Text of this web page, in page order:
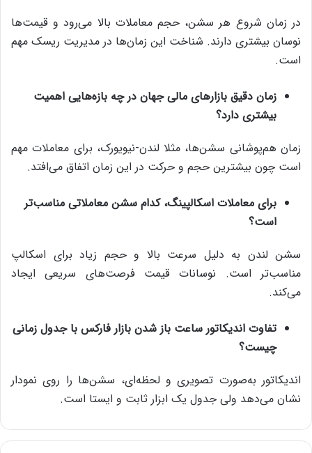
در زمان شروع هر سشن، حجم معاملات بالا می‌رود و قیمت‌ها
نوسان بیشتری دارند. شناخت این زمان‌ها در مدیریت ریسک مهم
است.
زمان دقیق بازارهای مالی جهان در چه بازه‌هایی اهمیت
بیشتری دارد؟
زمان هم‌پوشانی سشن‌ها، مثلا لندن-نیویورک، برای معاملات مهم
است چون بیشترین حجم و حرکت در این زمان اتفاق می‌افتد.
برای معاملات اسکالپینگ، کدام سشن‌ معاملاتی مناسب‌تر
است؟
سشن لندن به دلیل سرعت بالا و حجم زیاد برای اسکالپ
مناسب‌تر است. نوسانات قیمت فرصت‌های سریعی ایجاد
می‌کند.
تفاوت اندیکاتور ساعت باز شدن بازار فارکس با جدول زمانی
چیست؟
اندیکاتور به‌صورت تصویری و لحظه‌ای، سشن‌ها را روی نمودار
نشان می‌دهد ولی جدول یک ابزار ثابت و ایستا است.